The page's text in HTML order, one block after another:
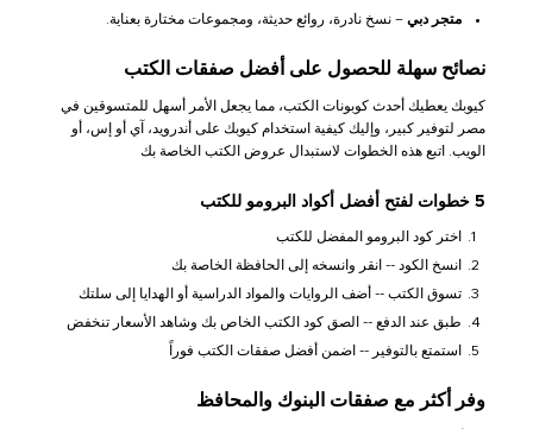
متجر دبي – نسخ نادرة، روائع حديثة، ومجموعات مختارة بعناية.
نصائح سهلة للحصول على أفضل صفقات الكتب
كيوبك يعطيك أحدث كوبونات الكتب، مما يجعل الأمر أسهل للمتسوقين في
مصر لتوفير كبير، وإليك كيفية استخدام كيوبك على أندرويد، آي أو إس، أو
الويب. اتبع هذه الخطوات لاستبدال عروض الكتب الخاصة بك
5 خطوات لفتح أفضل أكواد البرومو للكتب
اختر كود البرومو المفضل للكتب
انسخ الكود -- انقر وانسخه إلى الحافظة الخاصة بك
تسوق الكتب -- أضف الروايات والمواد الدراسية أو الهدايا إلى سلتك
طبق عند الدفع -- الصق كود الكتب الخاص بك وشاهد الأسعار تنخفض
استمتع بالتوفير -- اضمن أفضل صفقات الكتب فوراً
وفر أكثر مع صفقات البنوك والمحافظ